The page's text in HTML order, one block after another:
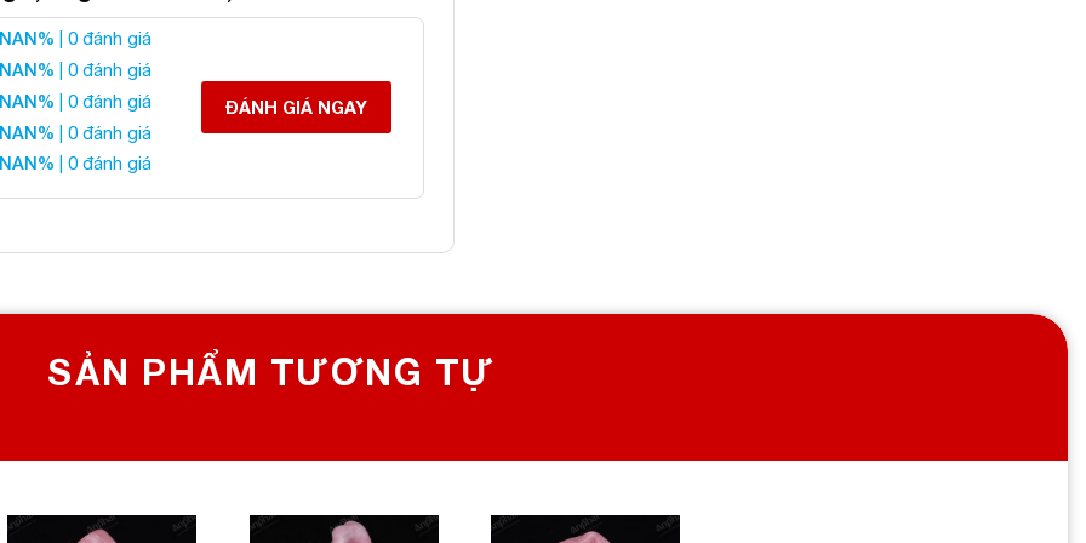
Thạch Anh Hồng
liên hệ:
SỐ 1 VỀ ĐÁ PHONG THỦY
NAN% | 0 đánh giá
NAN% | 0 đánh giá
NAN% | 0 đánh giá
NAN% | 0 đánh giá
NAN% | 0 đánh giá
ĐÁNH GIÁ NGAY
SẢN PHẨM TƯƠNG TỰ